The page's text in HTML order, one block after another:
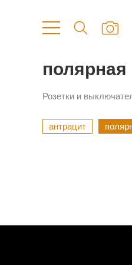
полярная
Розетки и
антрацит